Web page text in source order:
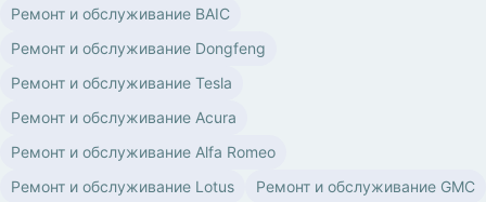
Ремонт и обслуживание BAIC
Ремонт и обслуживание Dongfeng
Ремонт и обслуживание Tesla
Ремонт и обслуживание Acura
Ремонт и обслуживание Alfa Romeo
Ремонт и обслуживание Lotus
Ремонт и обслуживание GMC